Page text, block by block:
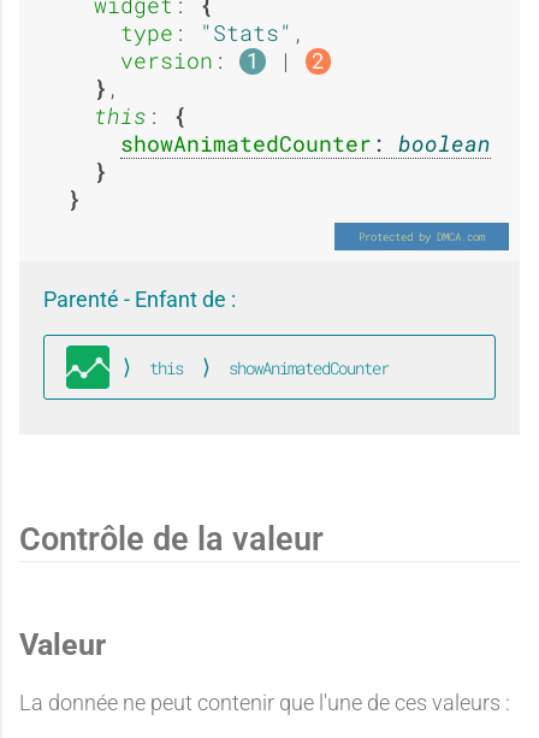
b
n
o
n
x
p
é
m
:
A
u
c
u
n
E
x
p
r
type : Stats
,
version : 1 | 2
,
this :
showAnimatedCounter : boolean
Parenté - Enfant de :
Stats
this showAnimatedCounter
Contrôle de la valeur
Valeur
La donnée ne peut contenir que l'une de ces valeurs :